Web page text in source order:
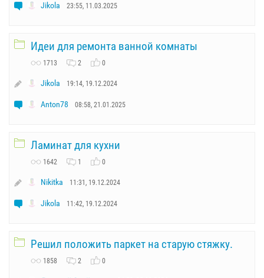
Jikola 23:55, 11.03.2025
Идеи для ремонта ванной комнаты
1713 2 0
Jikola 19:14, 19.12.2024
Anton78 08:58, 21.01.2025
Ламинат для кухни
1642 1 0
Nikitka 11:31, 19.12.2024
Jikola 11:42, 19.12.2024
Решил положить паркет на старую стяжку.
1858 2 0